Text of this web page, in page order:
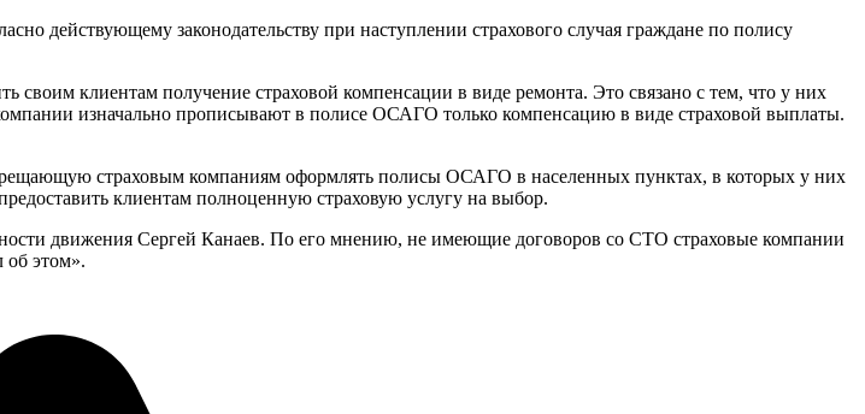
действующему законодательству при наступлении страхового случая граждане по полису
клиентам получение страховой компенсации в виде ремонта. Это связано с тем, что у них
изначально прописывают в полисе ОСАГО только компенсацию в виде страховой выплаты.
страховым компаниям оформлять полисы ОСАГО в населенных пунктах, в которых у них
клиентам полноценную страховую услугу на выбор.
движения Сергей Канаев. По его мнению, не имеющие договоров со СТО страховые компании
об этом».